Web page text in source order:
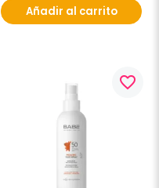
Añadir al carrito
favorite_border